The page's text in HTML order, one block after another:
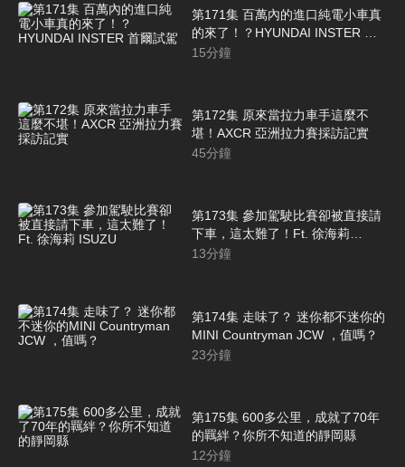
第171集 百萬內的進口純電小車真
的來了！？HYUNDAI INSTER 首
爾試駕
15分鐘
第172集 原來當拉力車手這麼不
堪！AXCR 亞洲拉力賽採訪記實
45分鐘
第173集 參加駕駛比賽卻被直接請
下車，這太難了！Ft. ‪徐海莉
ISUZU
13分鐘
第174集 走味了？ 迷你都不迷你的
MINI Countryman JCW ，值嗎？
23分鐘
第175集 600多公里，成就了70年
的羈絆？你所不知道的靜岡縣
12分鐘